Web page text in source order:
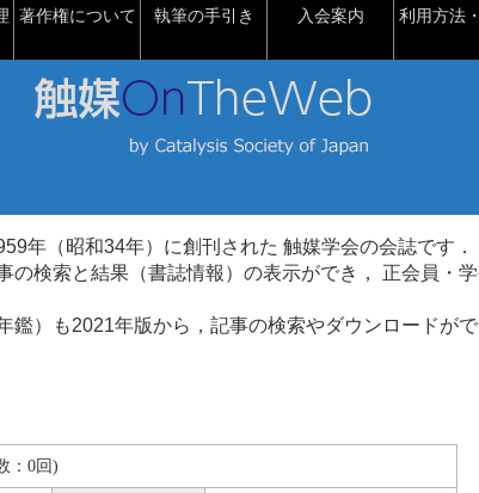
著作権について 執筆の手引き 入会案内 利用方法
年（昭和34年）に創刊された 触媒学会の会誌です．
の検索と結果（書誌情報）の表示ができ， 正会員・
鑑）も2021年版から，記事の検索やダウンロードが
：0回)